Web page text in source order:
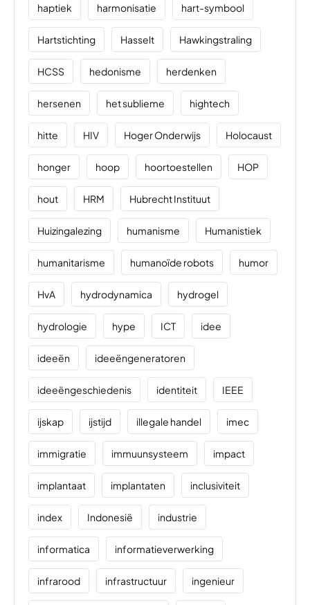
haptiek harmonisatie hart-symbool
Hartstichting Hasselt Hawkingstraling
HCSS hedonisme herdenken
hersenen het sublieme hightech
hitte HIV Hoger Onderwijs Holocaust
honger hoop hoortoestellen HOP
hout HRM Hubrecht Instituut
Huizingalezing humanisme Humanistiek
humanitarisme humanoïde robots humor
HvA hydrodynamica hydrogel
hydrologie hype ICT idee
ideeën ideeëngeneratoren
ideeëngeschiedenis identiteit IEEE
ijskap ijstijd illegale handel imec
immigratie immuunsysteem impact
implantaat implantaten inclusiviteit
index Indonesië industrie
informatica informatieverwerking
infrarood infrastructuur ingenieur